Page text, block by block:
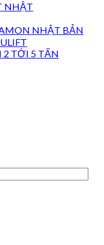
NHẬT
NHẬT BẢN
2 TỚI 5 TẤN